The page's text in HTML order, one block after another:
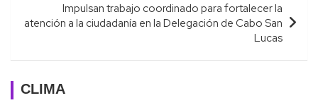
Impulsan trabajo coordinado para fortalecer la
atención a la ciudadanía en la Delegación de Cabo San
Lucas
CLIMA